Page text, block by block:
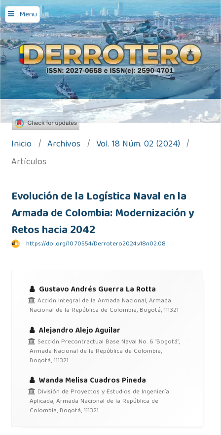
Menu
Inicio / Archivos / Vol. 18 Núm. 02 (2024) /
Artículos
Evolución de la Logística Naval en la
Armada de Colombia: Modernización y
Retos hacia 2042
https://doi.org/10.70554/Derrotero2024.v18n02.08
Gustavo Andrés Guerra La Rotta
Acción Integral de la Armada Nacional, Armada
Nacional de la República de Colombia, Bogotá, 111321
Alejandro Alejo Aguilar
Sección Precontractual Base Naval No. 6 “Bogotá”,
Armada Nacional de la República de Colombia,
Bogotá, 111321
Wanda Melisa Cuadros Pineda
División de Proyectos y Estudios de Ingeniería
Aplicada, Armada Nacional de la República de
Colombia, Bogotá, 111321